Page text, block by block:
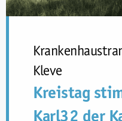
Kleve
Kreistag
Karl32 der